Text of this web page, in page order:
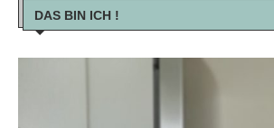
DAS BIN ICH !